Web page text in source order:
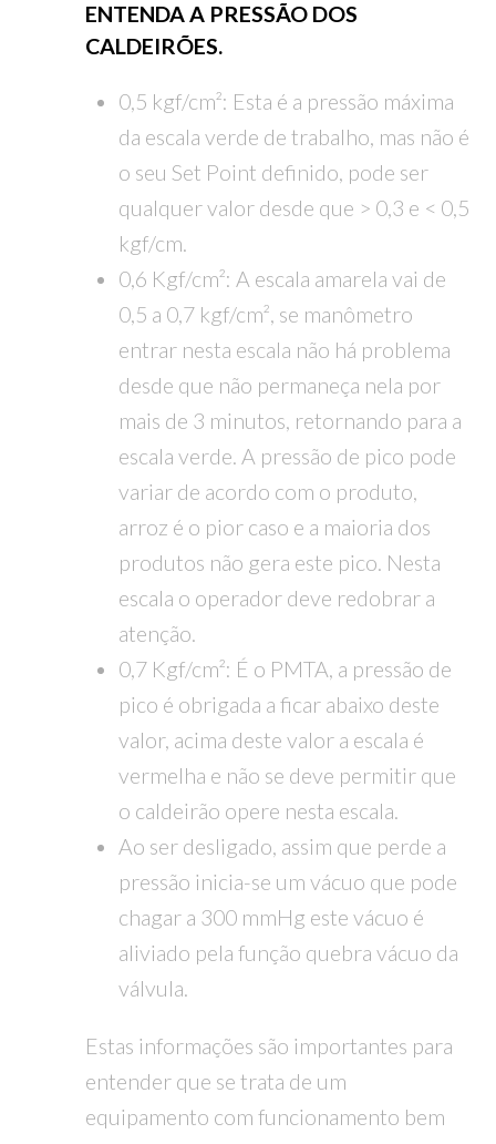
ENTENDA A PRESSÃO DOS
CALDEIRÕES.
0,5 kgf/cm²: Esta é a pressão máxima
da escala verde de trabalho, mas não é
o seu Set Point definido, pode ser
qualquer valor desde que > 0,3 e < 0,5
kgf/cm.
0,6 Kgf/cm²: A escala amarela vai de
0,5 a 0,7 kgf/cm², se manômetro
entrar nesta escala não há problema
desde que não permaneça nela por
mais de 3 minutos, retornando para a
escala verde. A pressão de pico pode
variar de acordo com o produto,
arroz é o pior caso e a maioria dos
produtos não gera este pico. Nesta
escala o operador deve redobrar a
atenção.
0,7 Kgf/cm²: É o PMTA, a pressão de
pico é obrigada a ficar abaixo deste
valor, acima deste valor a escala é
vermelha e não se deve permitir que
o caldeirão opere nesta escala.
Ao ser desligado, assim que perde a
pressão inicia-se um vácuo que pode
chagar a 300 mmHg este vácuo é
aliviado pela função quebra vácuo da
válvula.
Estas informações são importantes para
entender que se trata de um
equipamento com funcionamento bem